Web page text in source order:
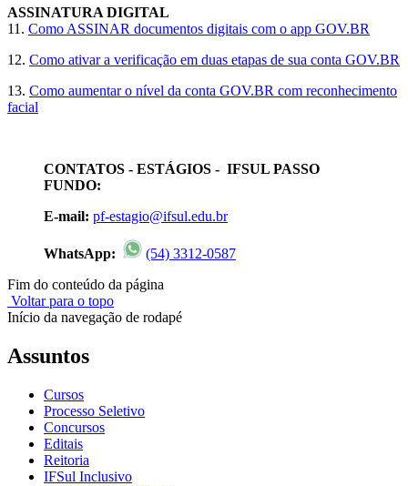
ASSINATURA DIGITAL
11. Como ASSINAR documentos digitais com o app GOV.BR
12. Como ativar a verificação em duas etapas de sua conta GOV.BR
13. Como aumentar o nível da conta GOV.BR com reconhecimento
facial
CONTATOS - ESTÁGIOS - IFSUL PASSO
FUNDO:
E-mail: pf-estagio@ifsul.edu.br
WhatsApp:
(54) 3312-0587
Fim do conteúdo da página
Voltar para o topo
Início da navegação de rodapé
Assuntos
Cursos
Processo Seletivo
Concursos
Editais
Reitoria
IFSul Inclusivo